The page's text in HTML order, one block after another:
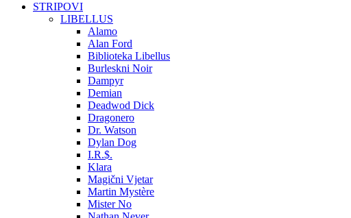
STRIPOVI
LIBELLUS
Alamo
Alan Ford
Biblioteka Libellus
Burleskni Noir
Dampyr
Demian
Deadwod Dick
Dragonero
Dr. Watson
Dylan Dog
I.R.$.
Klara
Magični Vjetar
Martin Mystère
Mister No